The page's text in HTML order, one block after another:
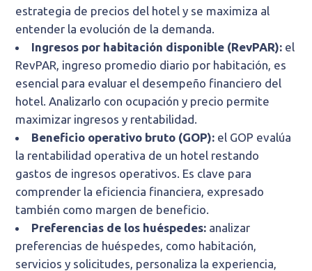
estrategia de precios del hotel y se maximiza al
entender la evolución de la demanda.
Ingresos por habitación disponible (RevPAR): el
RevPAR, ingreso promedio diario por habitación, es
esencial para evaluar el desempeño financiero del
hotel. Analizarlo con ocupación y precio permite
maximizar ingresos y rentabilidad.
Beneficio operativo bruto (GOP): el GOP evalúa
la rentabilidad operativa de un hotel restando
gastos de ingresos operativos. Es clave para
comprender la eficiencia financiera, expresado
también como margen de beneficio.
Preferencias de los huéspedes: analizar
preferencias de huéspedes, como habitación,
servicios y solicitudes, personaliza la experiencia,